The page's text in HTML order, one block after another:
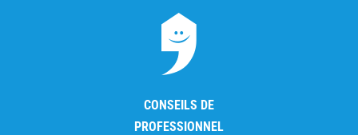
CONSEILS DE
PROFESSIONNEL